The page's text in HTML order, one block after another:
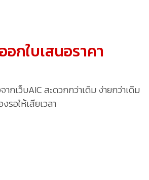
กใบเสนอราคา
ากเว็บAIC สะดวกกว่าเดิม ง่ายกว่าเดิม
รอให้เสียเวลา